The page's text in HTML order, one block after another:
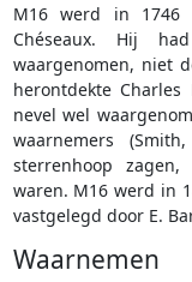
M16 werd in 1746
Chéseaux. Hij
waargenomen, niet
herontdekte
nevel wel
waarnemers
sterrenhoop
waren. M16 werd in
vastgelegd door E.
Waarnemen